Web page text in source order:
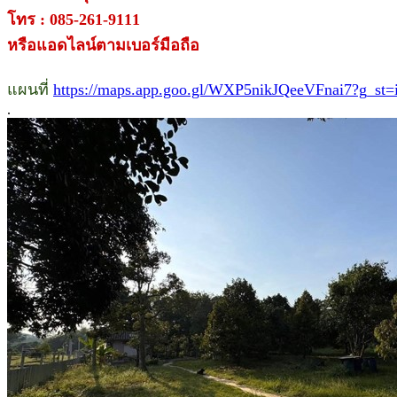
โทร : 085-261-9111
หรือแอดไลน์ตามเบอร์มือถือ
แผนที่ https://maps.app.goo.gl/
.